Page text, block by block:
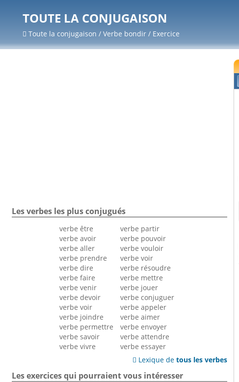
TOUTE LA CONJUGAISON
Toute la conjugaison / Verbe bondir / Exercice
Les verbes les plus conjugués
verbe être
verbe avoir
verbe aller
verbe prendre
verbe dire
verbe faire
verbe venir
verbe devoir
verbe voir
verbe joindre
verbe permettre
verbe savoir
verbe vivre
verbe partir
verbe pouvoir
verbe vouloir
verbe voir
verbe résoudre
verbe mettre
verbe jouer
verbe conjuguer
verbe appeler
verbe aimer
verbe envoyer
verbe attendre
verbe essayer
 Lexique detous les verbes
Les exercices qui pourraient vous intéresser